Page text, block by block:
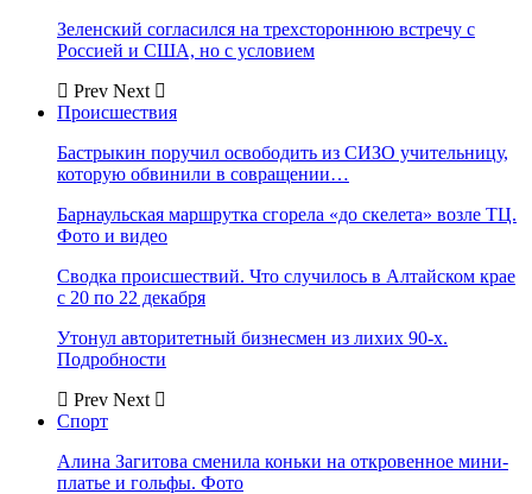
Зеленский согласился на трехстороннюю встречу с
Россией и США, но с условием
Prev Next
Происшествия
Бастрыкин поручил освободить из СИЗО учительницу,
которую обвинили в совращении…
Барнаульская маршрутка сгорела «до скелета» возле ТЦ.
Фото и видео
Сводка происшествий. Что случилось в Алтайском крае
с 20 по 22 декабря
Утонул авторитетный бизнесмен из лихих 90-х.
Подробности
Prev Next
Спорт
Алина Загитова сменила коньки на откровенное мини-
платье и гольфы. Фото